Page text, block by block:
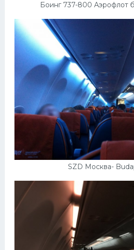
Боинг 737-800 Аэрофлот
SZD Москва-